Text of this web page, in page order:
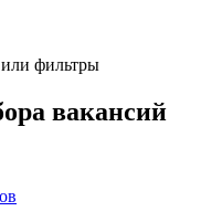
фильтры
вакансий